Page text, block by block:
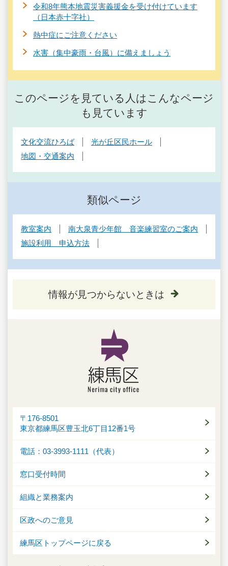
令和8年熊本地震災害義援金を受け付けています
（日本赤十字社）
熱中症にご注意ください
水害（集中豪雨・台風）に備えましょう
このページを見ている人はこんなページ
も見ています
文化交流ひろば
光が丘区民ホール
地図・交通案内
類似ページ
教室案内
南大泉青少年館 音楽練習室のご案内
施設利用 申込方法
情報が見つからないときは
〒176-8501
東京都練馬区豊玉北6丁目12番1号
電話：03-3993-1111（代表）
窓口受付時間
組織と業務案内
区政へのご意見
練馬区トップページに戻る